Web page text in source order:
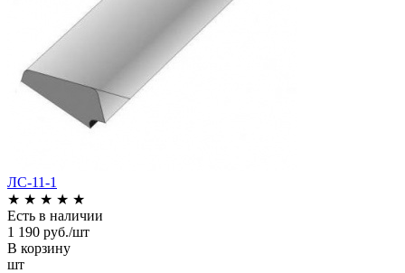
ЛС-11-1
★ ★ ★ ★ ★
Есть в наличии
1 190 руб./шт
В корзину
шт